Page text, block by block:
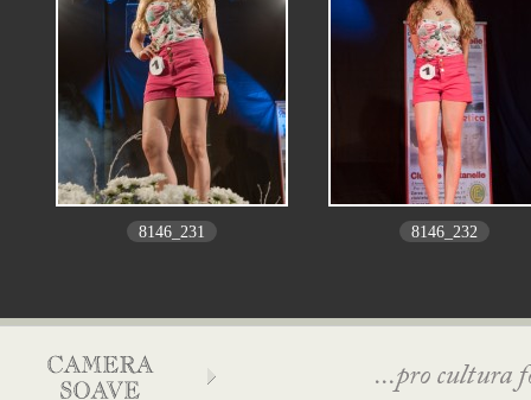
8146_231 8146_232